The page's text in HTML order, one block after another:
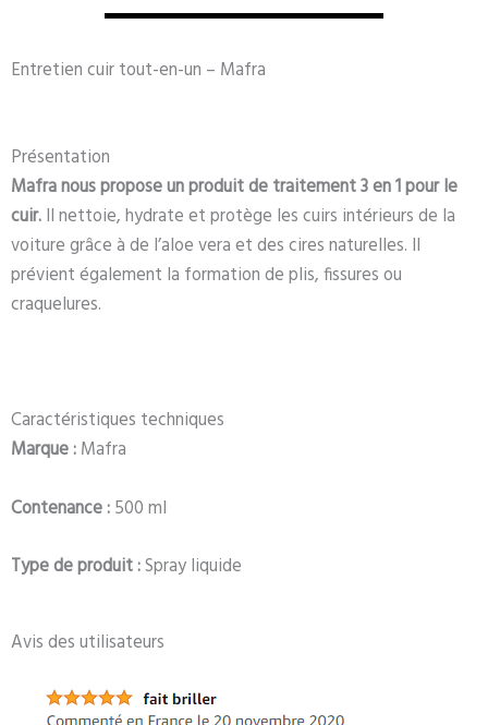
Entretien cuir tout-en-un – Mafra
Présentation
Mafra nous propose un produit de traitement 3 en 1 pour le
cuir.Il nettoie, hydrate et protège les cuirs intérieurs de la
voiture grâce à de l’aloe vera et des cires naturelles. Il
prévient également la formation de plis, fissures ou
craquelures.
Caractéristiques techniques
Marque :Mafra
Contenance :500 ml
Type de produit :Spray liquide
Avis des utilisateurs